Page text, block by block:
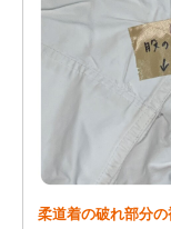
柔道着の破れ部分